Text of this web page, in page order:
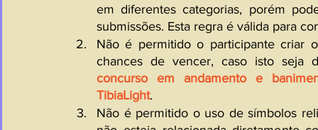
em diferentes categorias, porém
submissões. Esta regra é válida para
Não é permitido o participante criar
chances de vencer, caso isto seja
concurso em andamento e
TibiaLight.
Não é permitido o uso de símbolos